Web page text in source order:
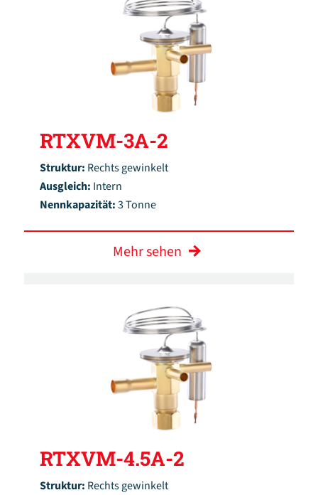
RTXVM-3A-2
Struktur: Rechts gewinkelt
Ausgleich: Intern
Nennkapazität:3 Tonne
Mehr sehen
RTXVM-4.5A-2
Struktur: Rechts gewinkelt